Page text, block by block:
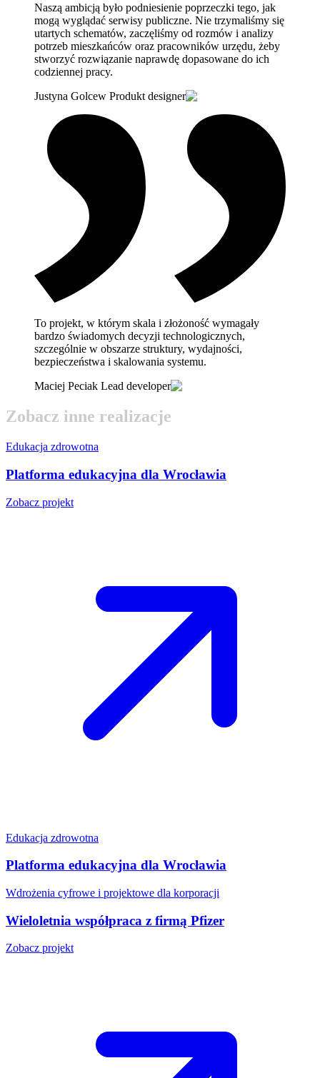
Naszą ambicją było podniesienie poprzeczki tego, jak
mogą wyglądać serwisy publiczne. Nie trzymaliśmy się
utartych schematów, zaczęliśmy od rozmów i analizy
potrzeb mieszkańców oraz pracowników urzędu, żeby
stworzyć rozwiązanie naprawdę dopasowane do ich
codziennej pracy.
Justyna Golcew Produkt designer
To projekt, w którym skala i złożoność wymagały
bardzo świadomych decyzji technologicznych,
szczególnie w obszarze struktury, wydajności,
bezpieczeństwa i skalowania systemu.
Maciej Peciak Lead developer
Zobacz inne realizacje
Edukacja zdrowotna
Platforma edukacyjna dla Wrocławia
Zobacz projekt
Edukacja zdrowotna
Platforma edukacyjna dla Wrocławia
Wdrożenia cyfrowe i projektowe dla korporacji
Wieloletnia współpraca z firmą Pfizer
Zobacz projekt